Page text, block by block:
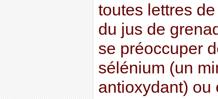
toutes lettres
du jus de
se préoccuper
sélénium (un
antioxydant) ou